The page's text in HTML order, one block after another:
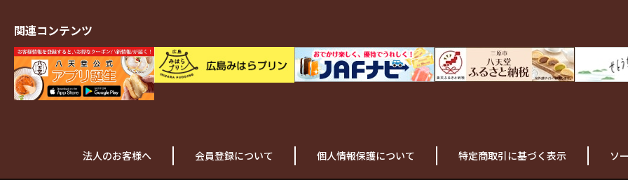
関連コンテンツ
法人のお客様へ 会員登録について 個人情報保護について 特定商取引に基づく表示 ソ